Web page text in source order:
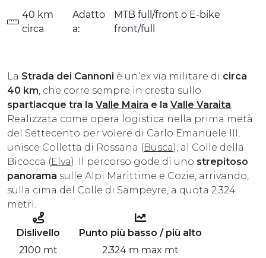
CULTURA
ESPERIENZE
EVENTI
OFFERTE
ACCOGLIENZA
40 km
circa
Adatto
a:
MTB full/front o E-bike
front/full
La Strada dei Cannoni è un’ex via militare di circa
40 km, che corre sempre in cresta sullo
spartiacque tra la Valle Maira e la Valle Varaita.
Realizzata come opera logistica nella prima metà
del Settecento per volere di Carlo Emanuele III,
unisce Colletta di Rossana (Busca), al Colle della
Bicocca (Elva). Il percorso gode di uno strepitoso
panorama sulle Alpi Marittime e Cozie, arrivando,
sulla cima del Colle di Sampeyre, a quota 2.324
metri.
Dislivello
2100 mt
Punto più basso / più alto
2.324 m max mt